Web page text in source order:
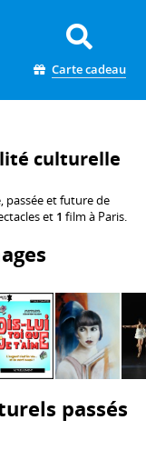
Carte cadeau
culturelle
passée et future de
et 1 film à Paris.
passés